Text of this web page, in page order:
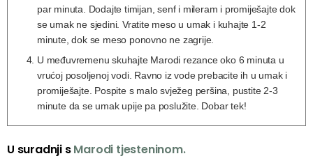
par minuta. Dodajte timijan, senf i mileram i promiješajte dok
se umak ne sjedini. Vratite meso u umak i kuhajte 1-2
minute, dok se meso ponovno ne zagrije.
U međuvremenu skuhajte Marodi rezance oko 6 minuta u
vrućoj posoljenoj vodi. Ravno iz vode prebacite ih u umak i
promiješajte. Pospite s malo svježeg peršina, pustite 2-3
minute da se umak upije pa poslužite. Dobar tek!
U suradnji sMarodi tjesteninom.